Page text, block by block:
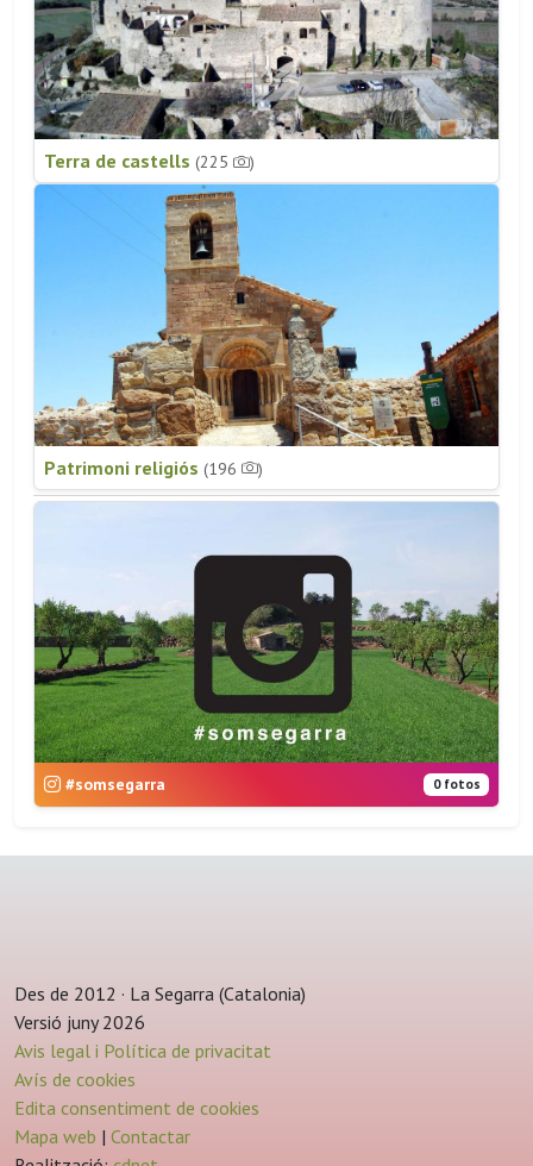
Terra de castells (225 )
Patrimoni religiós (196 )
#somsegarra 0 fotos
Des de 2012 · La Segarra (Catalonia)
Versió juny 2026
Avis legal i Política de privacitat
Avís de cookies
Edita consentiment de cookies
Mapa web | Contactar